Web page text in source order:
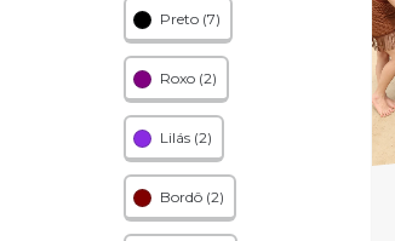
Preto (7)
Roxo (2)
Lilás (2)
Bordô (2)